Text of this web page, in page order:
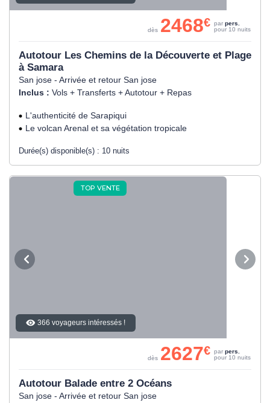
Autotour Les Chemins de la Découverte et Plage
à Samara
San jose - Arrivée et retour San jose
Inclus : Vols + Transferts + Autotour + Repas
L'authenticité de Sarapiqui
Le volcan Arenal et sa végétation tropicale
Durée(s) disponible(s) : 10 nuits
dès 2468€ par pers.
pour 10 nuits
TOP VENTE
366 voyageurs intéressés !
Autotour Balade entre 2 Océans
San jose - Arrivée et retour San jose
dès 2627€ par pers.
pour 10 nuits